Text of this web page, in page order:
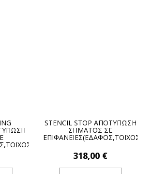
STENCIL STOP ΑΠΟΤΥΠΩΣΗ
ΣΗΜΑΤΟΣ ΣΕ
ΕΠΙΦΑΝΕΙΕΣ(ΕΔΑΦΟΣ,ΤΟΙΧΟΣ)
318,00 €